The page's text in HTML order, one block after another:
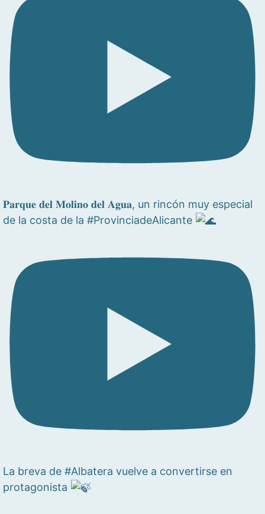
𝐏𝐚𝐫𝐪𝐮𝐞 𝐝𝐞𝐥 𝐌𝐨𝐥𝐢𝐧𝐨 𝐝𝐞𝐥 𝐀𝐠𝐮𝐚, un rincón muy especial
de la costa de la #ProvinciadeAlicante
La breva de #Albatera vuelve a convertirse en
protagonista